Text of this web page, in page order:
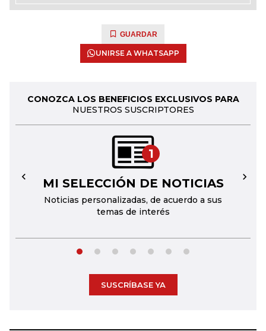
GUARDAR
UNIRSE A WHATSAPP
CONOZCA LOS BENEFICIOS EXCLUSIVOS PARA
NUESTROS SUSCRIPTORES
1
MI SELECCIÓN DE NOTICIAS
Noticias personalizadas, de acuerdo a sus
temas de interés
← →
SUSCRÍBASE YA